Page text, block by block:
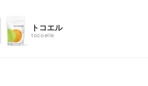
トコエル
tocoelle